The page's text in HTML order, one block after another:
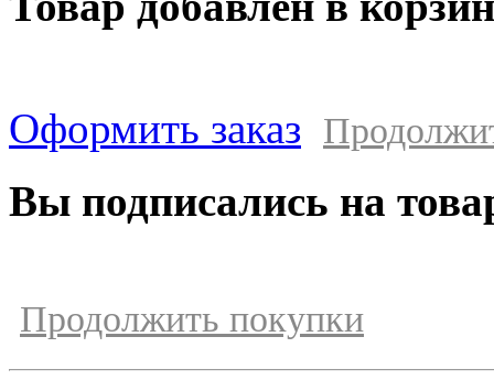
Оформить заказ
Вы подписались на
Продолжить покупки